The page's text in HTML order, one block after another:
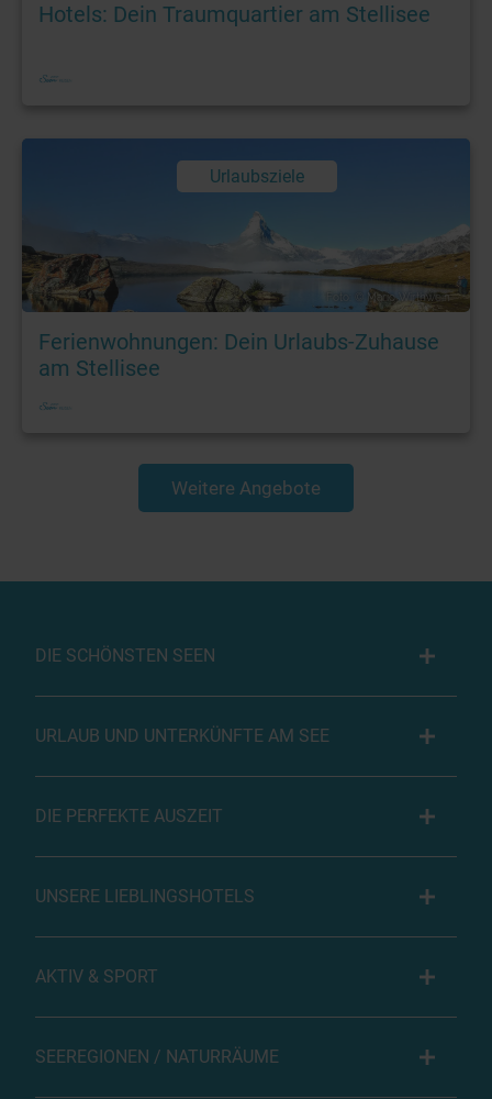
Hotels: Dein Traumquartier am Stellisee
Urlaubsziele
Foto: © Mario Wirthwein
Ferienwohnungen: Dein Urlaubs-Zuhause
am Stellisee
Weitere Angebote
DIE SCHÖNSTEN SEEN
URLAUB UND UNTERKÜNFTE AM SEE
DIE PERFEKTE AUSZEIT
UNSERE LIEBLINGSHOTELS
AKTIV & SPORT
SEEREGIONEN / NATURRÄUME